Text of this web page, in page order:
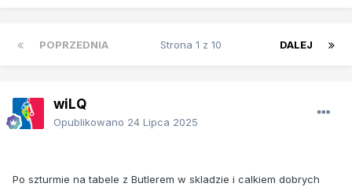
POPRZEDNIA DALEJ
Strona 1 z 10
wiLQ
Opublikowano 24 Lipca 2025
Po szturmie na tabele z Butlerem w skladzie i calkiem dobrych